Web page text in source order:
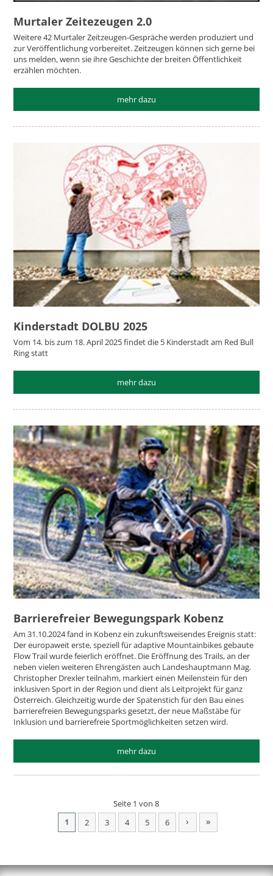
Murtaler Zeitezeugen 2.0
Weitere 42 Murtaler Zeitzeugen-Gespräche werden produziert und
zur Veröffentlichung vorbereitet. Zeitzeugen können sich gerne bei
uns melden, wenn sie ihre Geschichte der breiten Öffentlichkeit
erzählen möchten.
mehr dazu
Kinderstadt DOLBU 2025
Vom 14. bis zum 18. April 2025 findet die 5 Kinderstadt am Red Bull
Ring statt
mehr dazu
Barrierefreier Bewegungspark Kobenz
Am 31.10.2024 fand in Kobenz ein zukunftsweisendes Ereignis statt:
Der europaweit erste, speziell für adaptive Mountainbikes gebaute
Flow Trail wurde feierlich eröffnet. Die Eröffnung des Trails, an der
neben vielen weiteren Ehrengästen auch Landeshauptmann Mag.
Christopher Drexler teilnahm, markiert einen Meilenstein für den
inklusiven Sport in der Region und dient als Leitprojekt für ganz
Österreich. Gleichzeitig wurde der Spatenstich für den Bau eines
barrierefreien Bewegungsparks gesetzt, der neue Maßstäbe für
Inklusion und barrierefreie Sportmöglichkeiten setzen wird.
mehr dazu
Seite 1 von 8
1
2 3 4 5 6 › »